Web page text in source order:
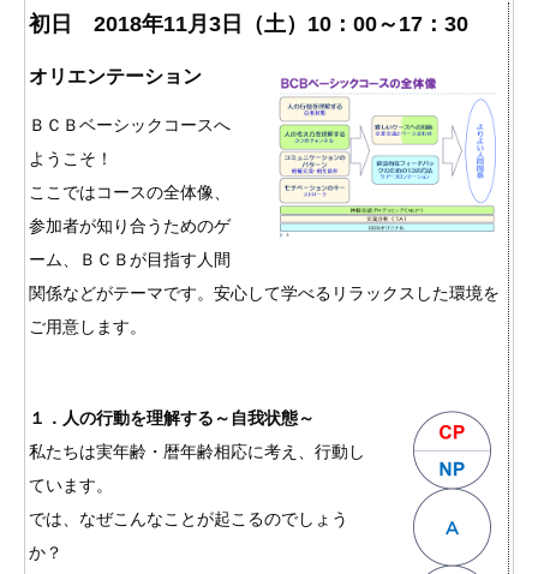
初日 2018年11月3日（土） 10：00～17：30
オリエンテーション
ＢＣＢベーシックコースへ
ようこそ！
ここではコースの全体像、
参加者が知り合うためのゲ
ーム、ＢＣＢが目指す人間
関係などがテーマです。安心して学べるリラックスした環境を
ご用意します。
１．人の行動を理解する～自我状態～
私たちは実年齢・暦年齢相応に考え、行動し
ています。
では、なぜこんなことが起こるのでしょう
か？